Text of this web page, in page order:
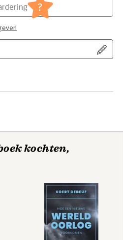
?
kochten,